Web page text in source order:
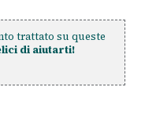
trattato su queste
di aiutarti!